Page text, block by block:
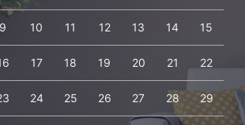
9 10 11 12 13 14 15
17 18 19 20 21 22
24 25 26 27 28 29